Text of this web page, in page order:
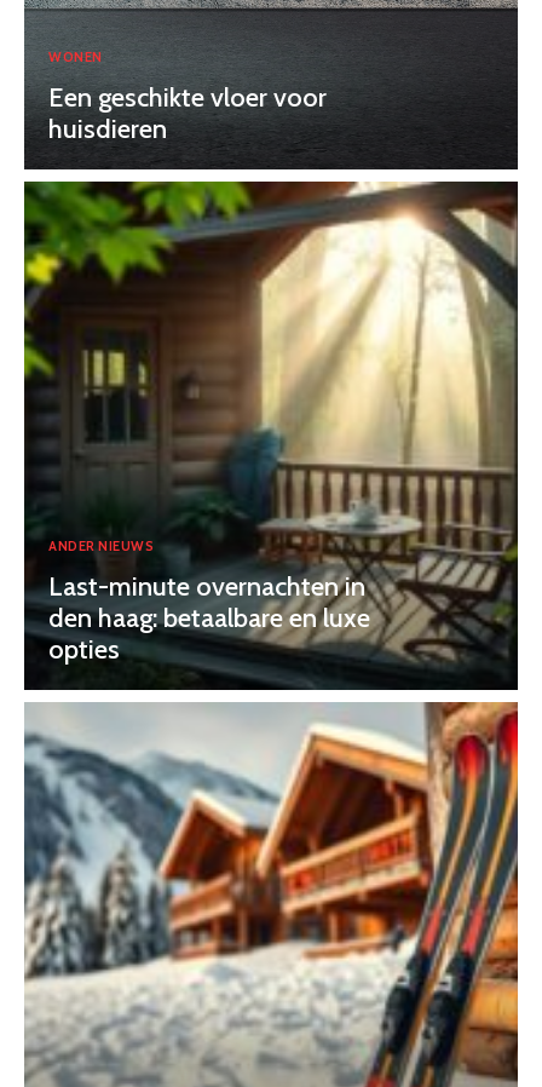
WONEN
Een geschikte vloer voor
huisdieren
ANDER NIEUWS
Last-minute overnachten in
den haag: betaalbare en luxe
opties